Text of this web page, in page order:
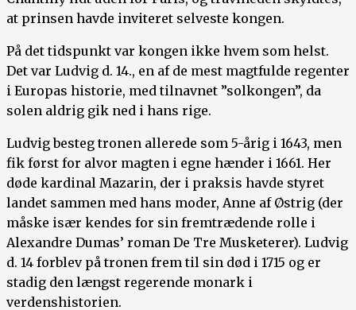
at prinsen havde inviteret selveste kongen.
På det tidspunkt var kongen ikke hvem som helst.
Det var Ludvig d. 14., en af de mest magtfulde regenter
i Europas historie, med tilnavnet ”solkongen”, da
solen aldrig gik ned i hans rige.
Ludvig besteg tronen allerede som 5-årig i 1643, men
fik først for alvor magten i egne hænder i 1661. Her
døde kardinal Mazarin, der i praksis havde styret
landet sammen med hans moder, Anne af Østrig (der
måske især kendes for sin fremtrædende rolle i
Alexandre Dumas’ roman De Tre Musketerer). Ludvig
d. 14 forblev på tronen frem til sin død i 1715 og er
stadig den længst regerende monark i
verdenshistorien.